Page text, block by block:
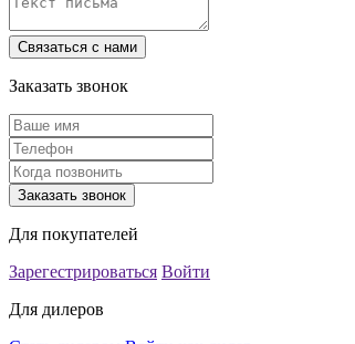
Заказать звонок
Для покупателей
Зарегестрироваться Войти
Для дилеров